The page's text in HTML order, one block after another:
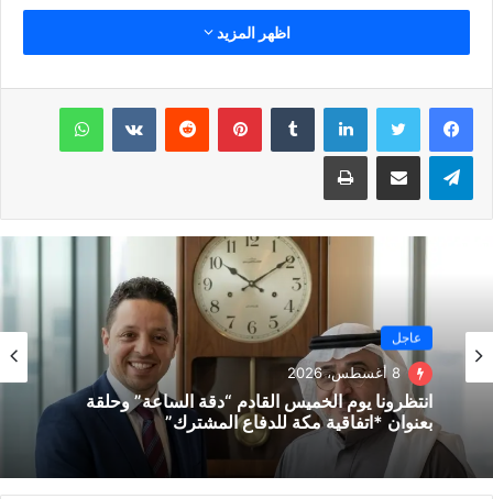
اظهر المزيد
لينكدإن بينتيريست واتساب
تيلقرام مشاركة عبر البريد طباعة
عاجل
8 أغسطس، 2026
انتظرونا يوم الخميس القادم “دقة الساعة” وحلقة
بعنوان *اتفاقية مكة للدفاع المشترك”